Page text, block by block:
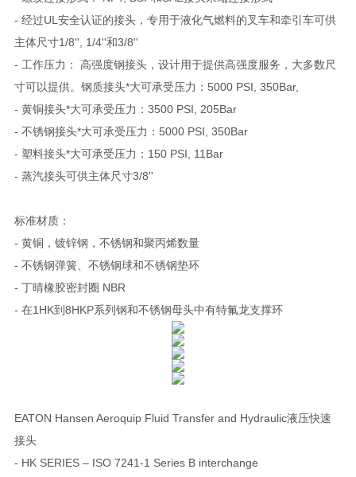
- 经过UL安全认证的接头，专用于液化气燃料的叉车和牵引车可供
主体尺寸1/8'', 1/4''和3/8''
- 工作压力： 高强度钢接头，设计用于提供高强度服务，大多数尺
寸可以提供。钢质接头*大可承受压力：5000 PSI, 350Bar,
- 黄铜接头*大可承受压力：3500 PSI, 205Bar
- 不锈钢接头*大可承受压力：5000 PSI, 350Bar
- 塑料接头*大可承受压力：150 PSI, 11Bar
- 蒸汽接头可供主体尺寸3/8''
标准材质：
- 黄铜，镀锌钢，不锈钢和聚丙烯数量
- 不锈钢弹簧、不锈钢球和不锈钢垫环
- 丁晴橡胶密封圈 NBR
- 在1HK到8HKP系列钢和不锈钢母头中有特氟龙支撑环
EATON Hansen Aeroquip Fluid Transfer and Hydraulic液压快速
接头
- HK SERIES – ISO 7241-1 Series B interchange